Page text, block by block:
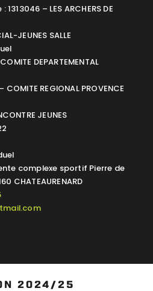
– LES ARCHERS DE
JEUNES SALLE
DEPARTEMENTAL
REGIONAL PROVENCE
JEUNES
complexe sportif Pierre de
CHATEAURENARD
2024/25